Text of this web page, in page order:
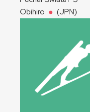
Obihiro
(JPN)